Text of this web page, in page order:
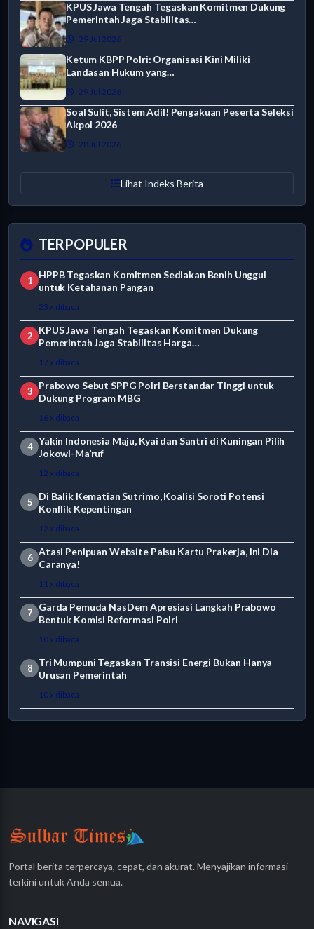
KPUS Jawa Tengah Tegaskan Komitmen Dukung
Pemerintah Jaga Stabilitas…
29 Jul 2026
Ketum KBPP Polri: Organisasi Kini Miliki
Landasan Hukum yang…
29 Jul 2026
Soal Sulit, Sistem Adil! Pengakuan Peserta Seleksi
Akpol 2026
28 Jul 2026
Lihat Indeks Berita
TERPOPULER
1
HPPB Tegaskan Komitmen Sediakan Benih Unggul
untuk Ketahanan Pangan
23 x dibaca
2
KPUS Jawa Tengah Tegaskan Komitmen Dukung
Pemerintah Jaga Stabilitas Harga…
17 x dibaca
3
Prabowo Sebut SPPG Polri Berstandar Tinggi untuk
Dukung Program MBG
16 x dibaca
4 Yakin Indonesia Maju, Kyai dan Santri di Kuningan Pilih
Jokowi-Ma’ruf
12 x dibaca
5
Di Balik Kematian Sutrimo, Koalisi Soroti Potensi
Konflik Kepentingan
12 x dibaca
6 Atasi Penipuan Website Palsu Kartu Prakerja, Ini Dia
Caranya!
11 x dibaca
7
Garda Pemuda NasDem Apresiasi Langkah Prabowo
Bentuk Komisi Reformasi Polri
10 x dibaca
8
Tri Mumpuni Tegaskan Transisi Energi Bukan Hanya
Urusan Pemerintah
10 x dibaca
Portal berita terpercaya, cepat, dan akurat. Menyajikan informasi
terkini untuk Anda semua.
NAVIGASI